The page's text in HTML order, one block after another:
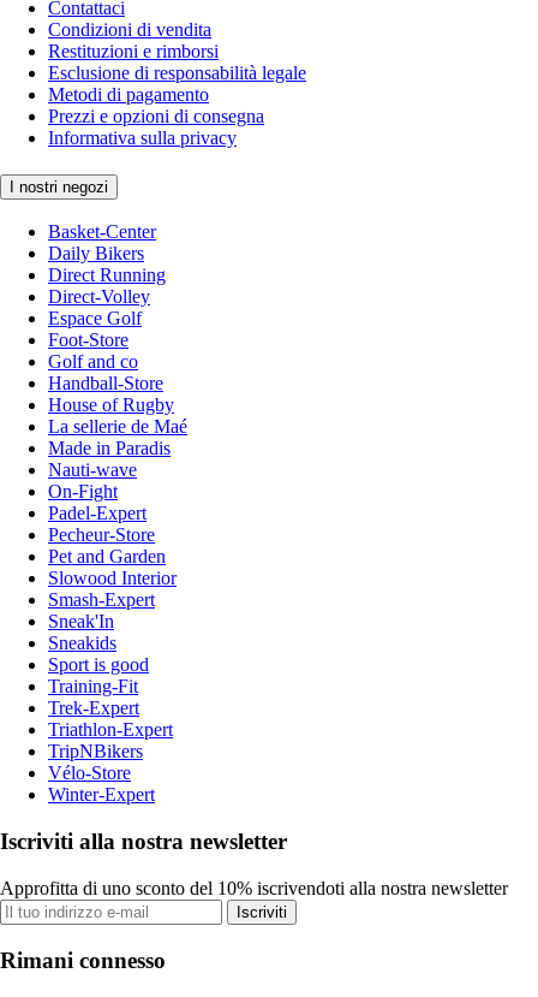
Contattaci
Condizioni di vendita
Restituzioni e rimborsi
Esclusione di responsabilità legale
Metodi di pagamento
Prezzi e opzioni di consegna
Informativa sulla privacy
I nostri negozi
Basket-Center
Daily Bikers
Direct Running
Direct-Volley
Espace Golf
Foot-Store
Golf and co
Handball-Store
House of Rugby
La sellerie de Maé
Made in Paradis
Nauti-wave
On-Fight
Padel-Expert
Pecheur-Store
Pet and Garden
Slowood Interior
Smash-Expert
Sneak'In
Sneakids
Sport is good
Training-Fit
Trek-Expert
Triathlon-Expert
TripNBikers
Vélo-Store
Winter-Expert
Iscriviti alla nostra newsletter
Approfitta di uno sconto del 10% iscrivendoti alla nostra newsletter
Iscriviti
Rimani connesso